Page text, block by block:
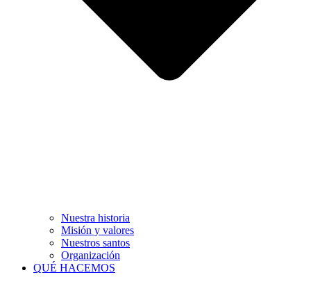
Nuestra historia
Misión y valores
Nuestros santos
Organización
QUÉ HACEMOS